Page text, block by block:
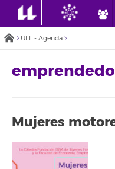
ULL - Agenda
Mujeres